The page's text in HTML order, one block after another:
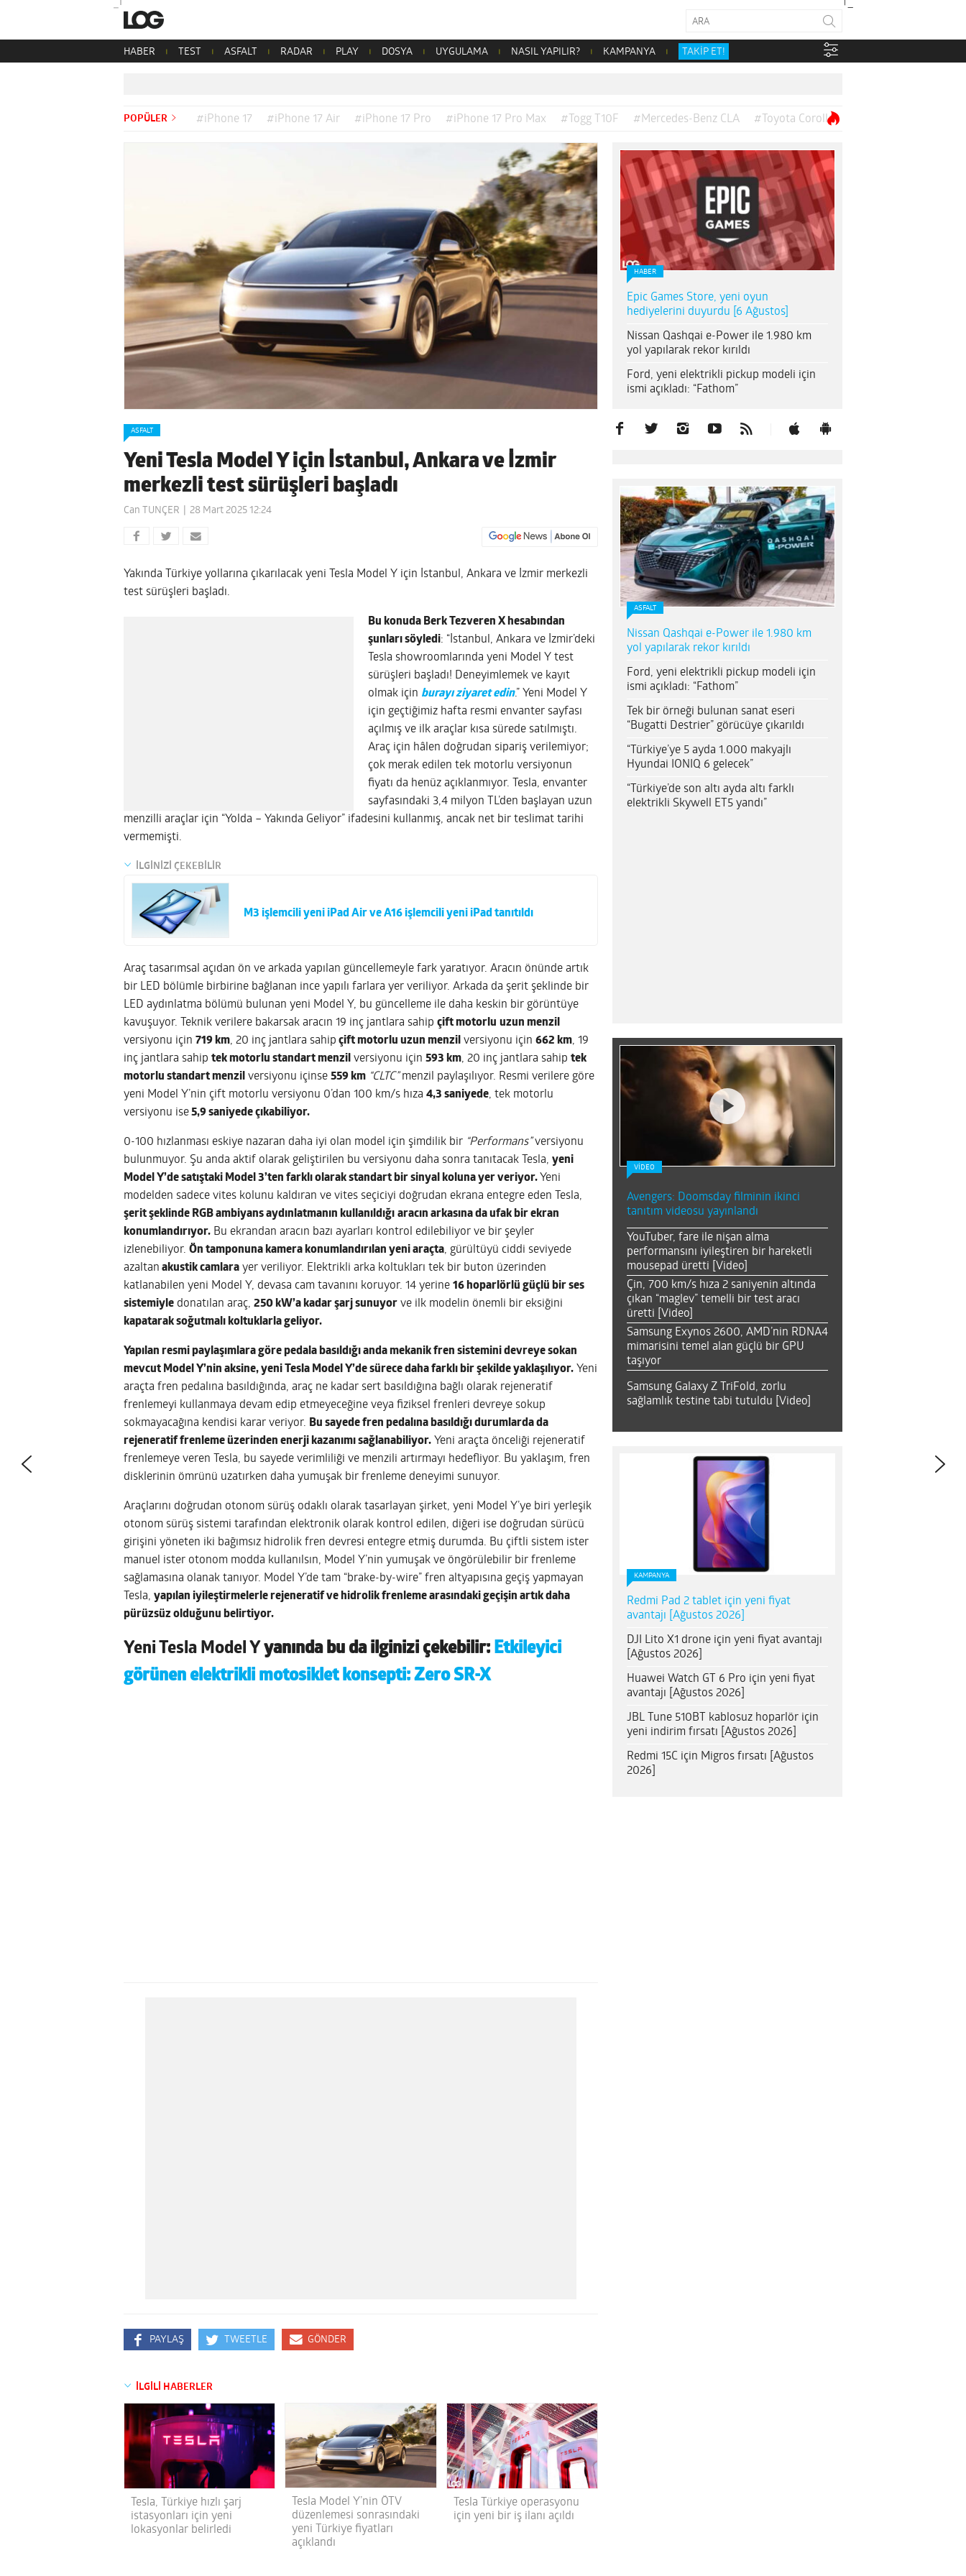
HABER TEST ASFALT RADAR PLAY DOSYA UYGULAMA NASIL YAPILIR? KAMPANYA TAKİP ET!
POPÜLER #iPhone 17 #iPhone 17 Air #iPhone 17 Pro #iPhone 17 Pro Max #Togg T10F #Mercedes-Benz CLA #Toyota Corolla
ASFALT
Yeni Tesla Model Y için İstanbul, Ankara ve İzmir
merkezli test sürüşleri başladı
Can TUNÇER 28 Mart 2025 12:24
Yakında Türkiye yollarına çıkarılacak yeni Tesla Model Y için İstanbul, Ankara ve İzmir merkezli
test sürüşleri başladı.
Bu konuda Berk Tezveren X hesabından
şunları söyledi: “İstanbul, Ankara ve İzmir’deki
Tesla showroomlarında yeni Model Y test
sürüşleri başladı! Deneyimlemek ve kayıt
olmak için burayı ziyaret edin.” Yeni Model Y
için geçtiğimiz hafta resmi envanter sayfası
açılmış ve ilk araçlar kısa sürede satılmıştı.
Araç için hâlen doğrudan sipariş verilemiyor;
çok merak edilen tek motorlu versiyonun
fiyatı da henüz açıklanmıyor. Tesla, envanter
sayfasındaki 3,4 milyon TL’den başlayan uzun
menzilli araçlar için “Yolda – Yakında Geliyor” ifadesini kullanmış, ancak net bir teslimat tarihi
vermemişti.
İLGİNİZİ ÇEKEBİLİR
M3 işlemcili yeni iPad Air ve A16 işlemcili yeni iPad tanıtıldı
Araç tasarımsal açıdan ön ve arkada yapılan güncellemeyle fark yaratıyor. Aracın önünde artık
bir LED bölümle birbirine bağlanan ince yapılı farlara yer veriliyor. Arkada da şerit şeklinde bir
LED aydınlatma bölümü bulunan yeni Model Y, bu güncelleme ile daha keskin bir görüntüye
kavuşuyor. Teknik verilere bakarsak aracın 19 inç jantlara sahip çift motorlu uzun menzil
versiyonu için 719 km, 20 inç jantlara sahip çift motorlu uzun menzil versiyonu için 662 km, 19
inç jantlara sahip tek motorlu standart menzil versiyonu için 593 km, 20 inç jantlara sahip tek
motorlu standart menzil versiyonu içinse 559 km “CLTC”menzil paylaşılıyor. Resmi verilere göre
yeni Model Y’nin çift motorlu versiyonu 0’dan 100 km/s hıza 4,3 saniyede, tek motorlu
versiyonu ise5,9 saniyede çıkabiliyor.
0-100 hızlanması eskiye nazaran daha iyi olan model için şimdilik bir “Performans”versiyonu
bulunmuyor. Şu anda aktif olarak geliştirilen bu versiyonu daha sonra tanıtacak Tesla, yeni
Model Y’de satıştaki Model 3’ten farklı olarak standart bir sinyal koluna yer veriyor. Yeni
modelden sadece vites kolunu kaldıran ve vites seçiciyi doğrudan ekrana entegre eden Tesla,
şerit şeklinde RGB ambiyans aydınlatmanın kullanıldığı aracın arkasına da ufak bir ekran
konumlandırıyor. Bu ekrandan aracın bazı ayarları kontrol edilebiliyor ve bir şeyler
izlenebiliyor. Ön tamponuna kamera konumlandırılan yeni araçta, gürültüyü ciddi seviyede
azaltan akustik camlara yer veriliyor. Elektrikli arka koltukları tek bir buton üzerinden
katlanabilen yeni Model Y, devasa cam tavanını koruyor. 14 yerine 16 hoparlörlü güçlü bir ses
sistemiyle donatılan araç, 250 kW’a kadar şarj sunuyor ve ilk modelin önemli bir eksiğini
kapatarak soğutmalı koltuklarla geliyor.
Yapılan resmi paylaşımlara göre pedala basıldığı anda mekanik fren sistemini devreye sokan
mevcut Model Y’nin aksine, yeni Tesla Model Y’de sürece daha farklı bir şekilde yaklaşılıyor. Yeni
araçta fren pedalına basıldığında, araç ne kadar sert basıldığına bağlı olarak rejeneratif
frenlemeyi kullanmaya devam edip etmeyeceğine veya fiziksel frenleri devreye sokup
sokmayacağına kendisi karar veriyor. Bu sayede fren pedalına basıldığı durumlarda da
rejeneratif frenleme üzerinden enerji kazanımı sağlanabiliyor. Yeni araçta önceliği rejeneratif
frenlemeye veren Tesla, bu sayede verimliliği ve menzili artırmayı hedefliyor. Bu yaklaşım, fren
disklerinin ömrünü uzatırken daha yumuşak bir frenleme deneyimi sunuyor.
Araçlarını doğrudan otonom sürüş odaklı olarak tasarlayan şirket, yeni Model Y’ye biri yerleşik
otonom sürüş sistemi tarafından elektronik olarak kontrol edilen, diğeri ise doğrudan sürücü
girişini yöneten iki bağımsız hidrolik fren devresi entegre etmiş durumda. Bu çiftli sistem ister
manuel ister otonom modda kullanılsın, Model Y’nin yumuşak ve öngörülebilir bir frenleme
sağlamasına olanak tanıyor. Model Y’de tam “brake-by-wire” fren altyapısına geçiş yapmayan
Tesla, yapılan iyileştirmelerle rejeneratif ve hidrolik frenleme arasındaki geçişin artık daha
pürüzsüz olduğunu belirtiyor.
Yeni Tesla Model Y yanında bu da ilginizi çekebilir: Etkileyici
görünen elektrikli motosiklet konsepti: Zero SR-X
PAYLAŞ TWEETLE GÖNDER
İLGİLİ HABERLER
Tesla, Türkiye hızlı şarj
istasyonları için yeni
lokasyonlar belirledi
Tesla Model Y’nin ÖTV
düzenlemesi sonrasındaki
yeni Türkiye fiyatları
açıklandı
Tesla Türkiye operasyonu
için yeni bir iş ilanı açıldı
HABER
Epic Games Store, yeni oyun
hediyelerini duyurdu [6 Ağustos]
Nissan Qashqai e-Power ile 1.980 km
yol yapılarak rekor kırıldı
Ford, yeni elektrikli pickup modeli için
ismi açıkladı: “Fathom”
ASFALT
Nissan Qashqai e-Power ile 1.980 km
yol yapılarak rekor kırıldı
Ford, yeni elektrikli pickup modeli için
ismi açıkladı: “Fathom”
Tek bir örneği bulunan sanat eseri
“Bugatti Destrier” görücüye çıkarıldı
“Türkiye’ye 5 ayda 1.000 makyajlı
Hyundai IONIQ 6 gelecek”
“Türkiye’de son altı ayda altı farklı
elektrikli Skywell ET5 yandı”
VİDEO
Avengers: Doomsday filminin ikinci
tanıtım videosu yayınlandı
YouTuber, fare ile nişan alma
performansını iyileştiren bir hareketli
mousepad üretti [Video]
Çin, 700 km/s hıza 2 saniyenin altında
çıkan “maglev” temelli bir test aracı
üretti [Video]
Samsung Exynos 2600, AMD’nin RDNA4
mimarisini temel alan güçlü bir GPU
taşıyor
Samsung Galaxy Z TriFold, zorlu
sağlamlık testine tabi tutuldu [Video]
KAMPANYA
Redmi Pad 2 tablet için yeni fiyat
avantajı [Ağustos 2026]
DJI Lito X1 drone için yeni fiyat avantajı
[Ağustos 2026]
Huawei Watch GT 6 Pro için yeni fiyat
avantajı [Ağustos 2026]
JBL Tune 510BT kablosuz hoparlör için
yeni indirim fırsatı [Ağustos 2026]
Redmi 15C için Migros fırsatı [Ağustos
2026]